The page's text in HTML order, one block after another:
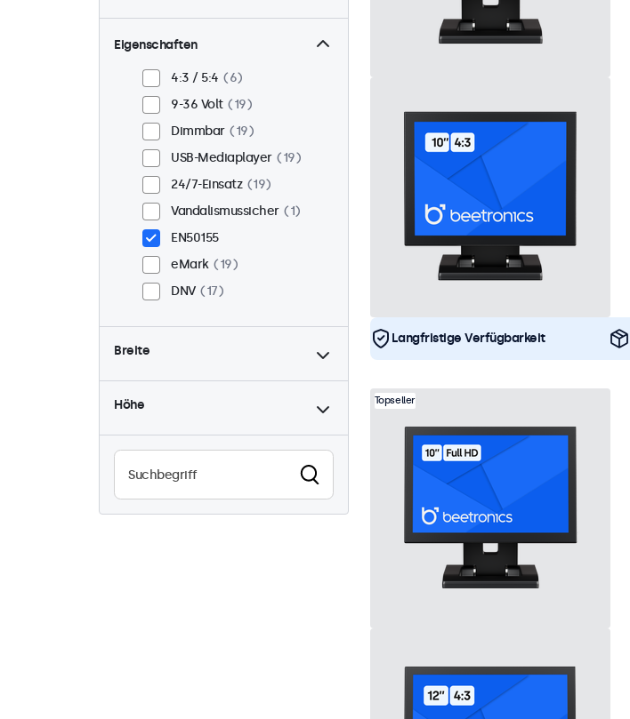
Eigenschaften
4:3 / 5:4
6
9-36 Volt
19
Dimmbar
19
USB-Mediaplayer
19
24/7-Einsatz
19
Vandalismussicher
1
EN50155
eMark
19
DNV
17
Breite
Höhe
Langfristige Verfügbarkeit
Topseller